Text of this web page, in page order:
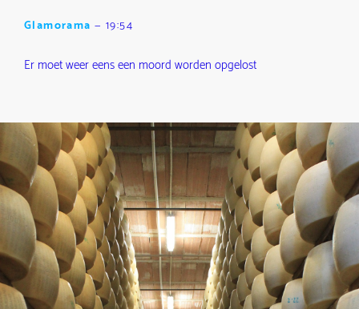
Glamorama — 19:54
Er moet weer eens een moord worden opgelost